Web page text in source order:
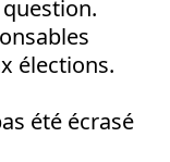
élections.
été écrasé